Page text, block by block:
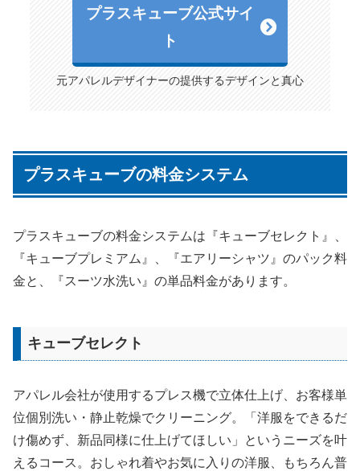
プラスキューブ公式サイ
ト
元アパレルデザイナーの提供するデザインと真心
プラスキューブの料金システム
プラスキューブの料金システムは『キューブセレクト』、
『キューブプレミアム』、『エアリーシャツ』のパック料
金と、『スーツ水洗い』の単品料金があります。
キューブセレクト
アパレル会社が使用するプレス機で立体仕上げ、お客様単
位個別洗い・静止乾燥でクリーニング。「洋服をできるだ
け傷めず、新品同様に仕上げてほしい」というニーズを叶
えるコース。おしゃれ着やお気に入りの洋服、もちろん普